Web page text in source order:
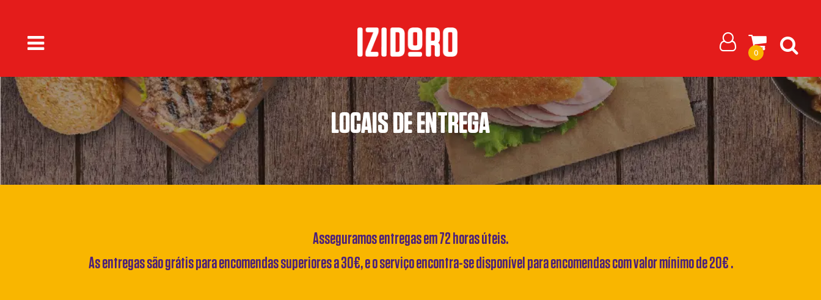
0
LOCAIS DE ENTREGA
Asseguramos entregas em 72 horas úteis.
As entregas são grátis para encomendas superiores a 30€, e o serviço encontra-se disponível para encomendas com valor mínimo de 20€ .